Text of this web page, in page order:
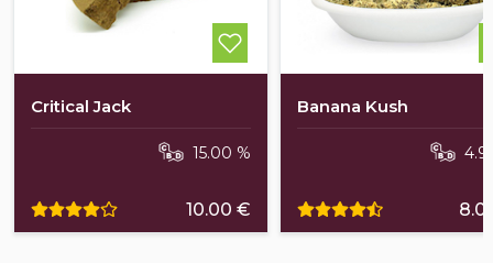
Critical Jack
15.00 %
10.00 €
Banana Kush